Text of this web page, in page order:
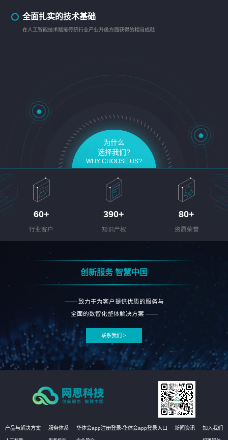
全面扎实的技术基础
在人工智能技术赋能传统行业产业升级方面获得的相当成就
为什么
选择我们?
WHY CHOOSE US?
60+
行业客户
390+
知识产权
80+
资质荣誉
创新服务 智慧中国
—— 致力于为客户提供优质的服务与
全面的数智化整体解决方案 ——
联系我们 >
产品与解决方案 服务体系 华体会app注册登录-华体会app登录入口 新闻资讯 加入我们